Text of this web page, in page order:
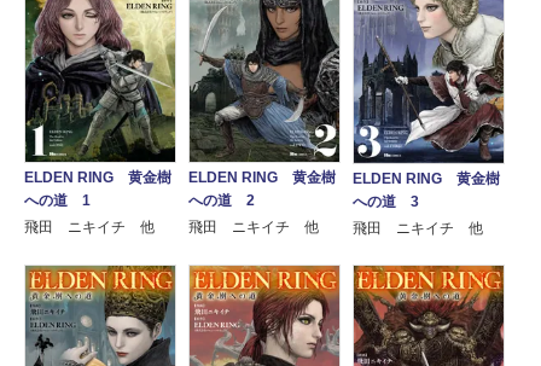
ELDEN RING 黄金樹
への道 1
飛田 ニキイチ 他
ELDEN RING 黄金樹
への道 2
飛田 ニキイチ 他
ELDEN RING 黄金樹
への道 3
飛田 ニキイチ 他